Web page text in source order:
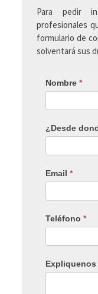
Para pedir
profesionales
formulario de
solventará sus
Nombre*
¿Desde
Email*
Teléfono*